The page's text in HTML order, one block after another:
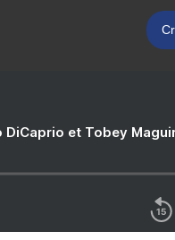
DiCaprio et Tobey